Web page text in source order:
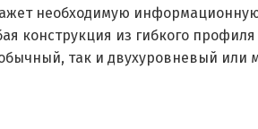
необходимую
конструкция из гибкого
так и двухуровневый или